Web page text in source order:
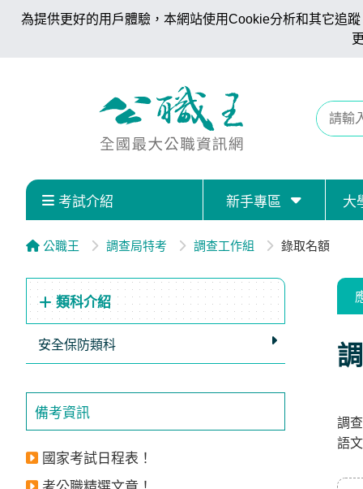
為提供更好的用戶體驗，本網站使用Cookie分析和其它追
考試介紹 新手專區 大
公職王 調查局特考 調查工作組 錄取名額
類科介紹
安全保防類科
備考資訊
國家考試日程表！
調
語